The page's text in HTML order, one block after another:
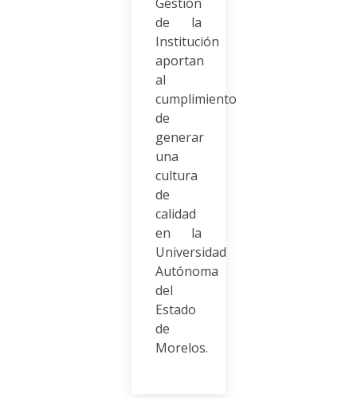
de la
Institución
aportan
al
cumplimiento
de
generar
una
cultura
de
calidad
en la
Universidad
Autónoma
del
Estado
de
Morelos.